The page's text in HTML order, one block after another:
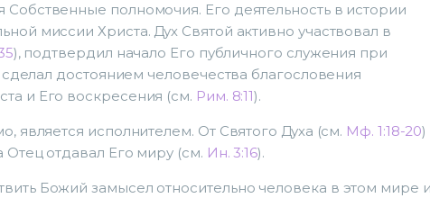
полномочия. Его деятельность в истории
миссии Христа. Дух Святой активно участвовал в
), подтвердил начало Его публичного служения при
достоянием человечества благословения
и Его воскресения (см. Рим. 8:11).
является исполнителем. От Святого Духа (см. Мф. 1:18-20)
отдавал Его миру (см. Ин. 3:16).
Божий замысел относительно человека в этом мире и